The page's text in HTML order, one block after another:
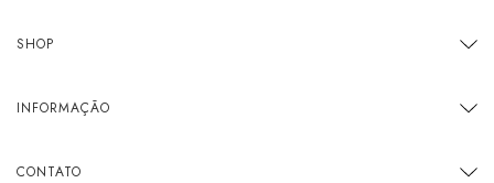
SHOP
INFORMAÇÃO
CONTATO